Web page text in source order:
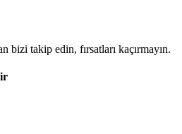
bizi takip edin, fırsatları kaçırmayın.